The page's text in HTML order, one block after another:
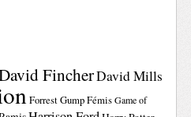
FincherDavid Mills
Forrest GumpFémis Game of